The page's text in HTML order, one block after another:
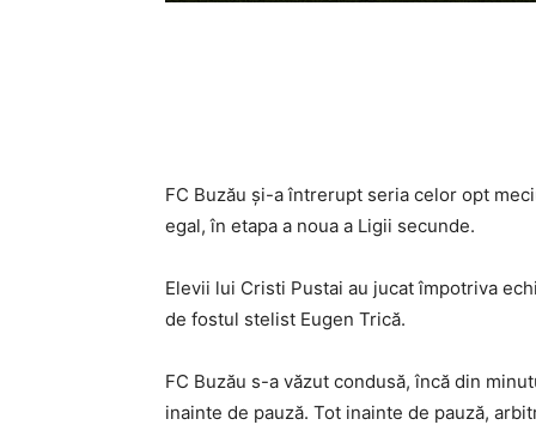
FC Buzău și-a întrerupt seria celor opt
egal, în etapa a noua a Ligii secunde.
Elevii lui Cristi Pustai au jucat împotriva
de fostul stelist Eugen Trică.
FC Buzău s-a văzut condusă, încă din
inainte de pauză. Tot inainte de pauză,